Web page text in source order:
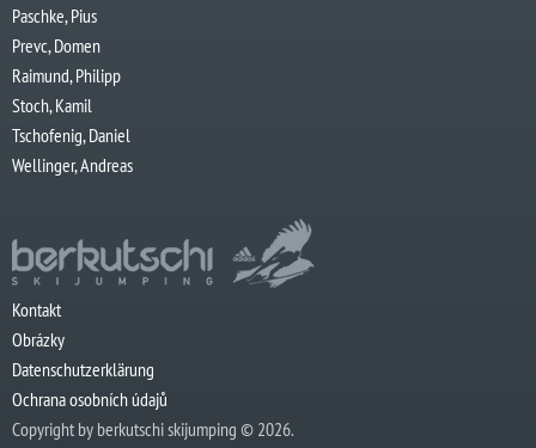
Paschke, Pius
Prevc, Domen
Raimund, Philipp
Stoch, Kamil
Tschofenig, Daniel
Wellinger, Andreas
Kontakt
Obrázky
Datenschutzerklärung
Ochrana osobních údajů
Copyright by berkutschi skijumping © 2026.